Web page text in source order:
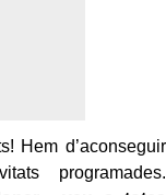
Hem d’aconseguir
programades.